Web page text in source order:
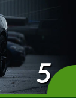
5